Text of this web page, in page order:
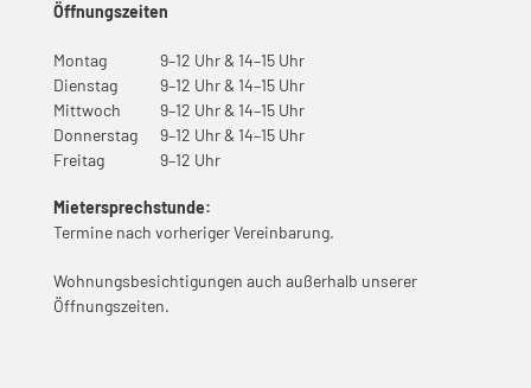
Öffnungszeiten
Montag
9–12 Uhr & 14–15 Uhr
Dienstag
9–12 Uhr & 14–15 Uhr
Mittwoch
9–12 Uhr & 14–15 Uhr
Donnerstag
9–12 Uhr & 14–15 Uhr
Freitag
9–12 Uhr
Mietersprechstunde:
Termine nach vorheriger Vereinbarung.
Wohnungsbesichtigungen auch außerhalb unserer
Öffnungszeiten.